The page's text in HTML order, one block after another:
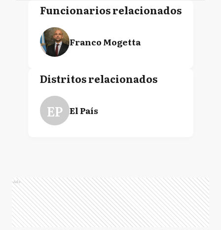
Funcionarios relacionados
Franco Mogetta
Distritos relacionados
EP El País
Ads